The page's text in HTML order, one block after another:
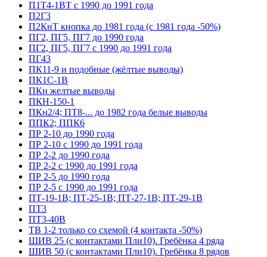
П1Т4-1ВТ с 1990 до 1991 года
П2Г3
П2КнТ кнопка до 1981 года (с 1981 года -50%)
ПГ2, ПГ5, ПГ7 до 1990 года
ПГ2, ПГ5, ПГ7 с 1990 до 1991 года
ПГ43
ПК11-9 и подобные (жёлтые выводы)
ПК1С-1В
ПКн желтые выводы
ПКН-150-1
ПКн2/4; ПТ8-... до 1982 года белые выводы
ППК2; ППК6
ПР 2-10 до 1990 года
ПР 2-10 с 1990 до 1991 года
ПР 2-2 до 1990 года
ПР 2-2 с 1990 до 1991 года
ПР 2-5 до 1990 года
ПР 2-5 с 1990 до 1991 года
ПТ-19-1В; ПТ-25-1В; ПТ-27-1В; ПТ-29-1В
ПТ3
ПТ3-40В
ТВ 1-2 только со схемой (4 контакта -50%)
ШИВ 25 (с контактами Пли10). Гребёнка 4 ряда
ШИВ 50 (с контактами Пли10). Гребёнка 8 рядов